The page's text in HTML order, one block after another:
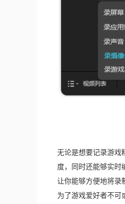
无论是想要记录游戏
度，同时还能够实时
让你能够方便地将录
为了游戏爱好者不可